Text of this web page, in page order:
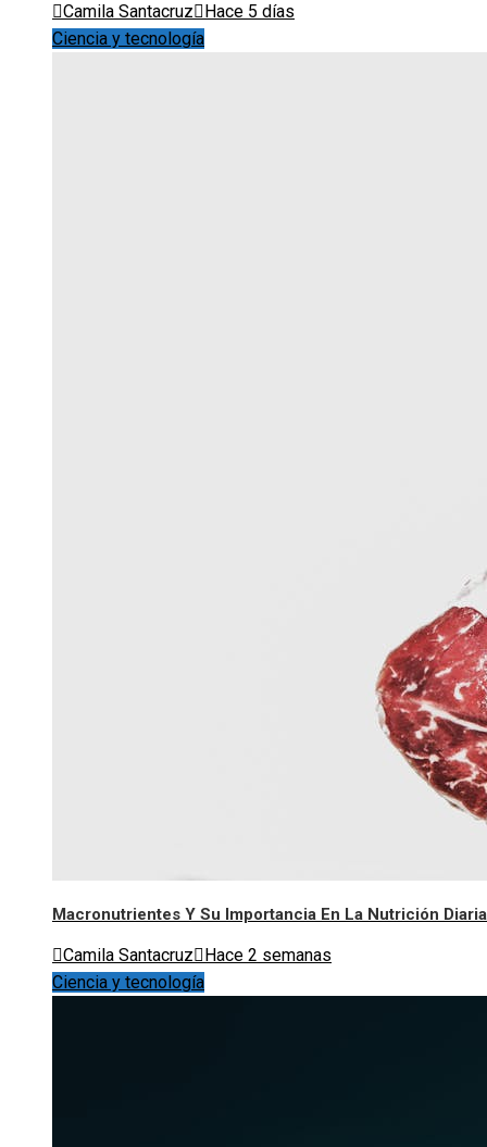
Camila Santacruz
Hace 5 días
Ciencia y tecnología
Macronutrientes Y Su Importancia En La Nutrición Diaria
Camila Santacruz
Hace 2 semanas
Ciencia y tecnología